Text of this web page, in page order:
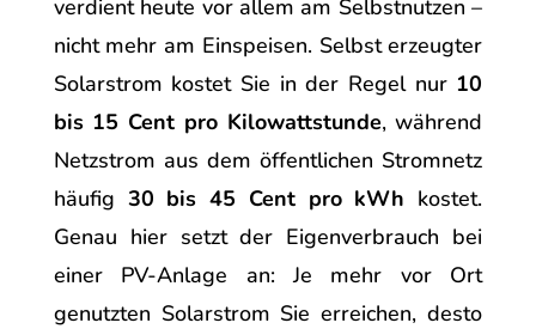
verdient heute vor allem am Selbstnutzen –
nicht mehr am Einspeisen. Selbst erzeugter
Solarstrom kostet Sie in der Regel nur 10
bis 15 Cent pro Kilowattstunde, während
Netzstrom aus dem öffentlichen Stromnetz
häufig 30 bis 45 Cent pro kWh kostet.
Genau hier setzt der Eigenverbrauch bei
einer PV-Anlage an: Je mehr vor Ort
genutzten Solarstrom Sie erreichen, desto